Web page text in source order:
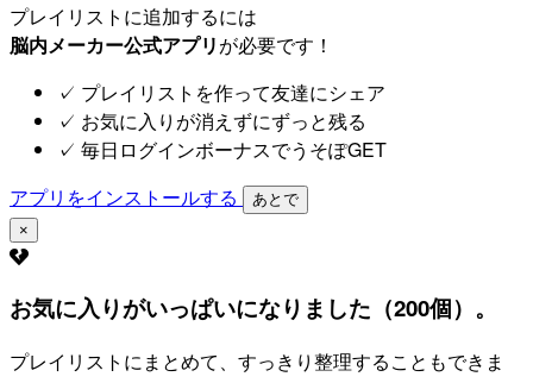
プレイリストに追加するには
脳内メーカー公式アプリが必要です！
✓ プレイリストを作って友達にシェア
✓ お気に入りが消えずにずっと残る
✓ 毎日ログインボーナスでうそぽGET
アプリをインストールする
あとで
×
お気に入りがいっぱいになりました（200個）。
プレイリストにまとめて、すっきり整理することもできま